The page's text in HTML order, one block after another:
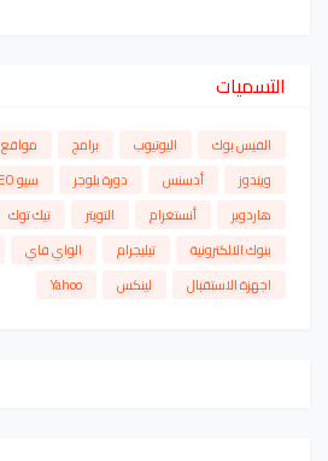
التسميات
الفيس بوك اليوتيوب برامج مواقع
ويندوز
أدسنس دورة بلوجر سيو SEO
هاردوير
أنستغرام التويتر تيك توك
بنوك الالكترونية
تيليجرام الواي فاي
اجهزة الاستقبال
لينكس Yahoo